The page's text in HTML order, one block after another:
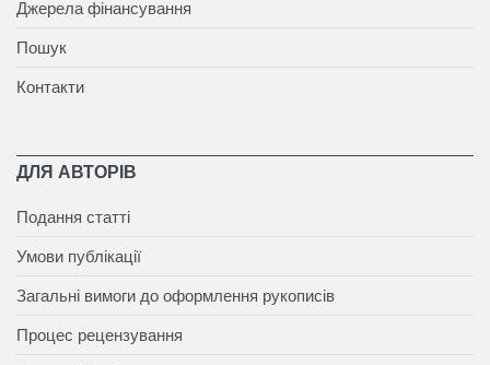
Джерела фінансування
Пошук
Контакти
ДЛЯ АВТОРІВ
Подання статті
Умови публікації
Загальні вимоги до оформлення рукописів
Процес рецензування